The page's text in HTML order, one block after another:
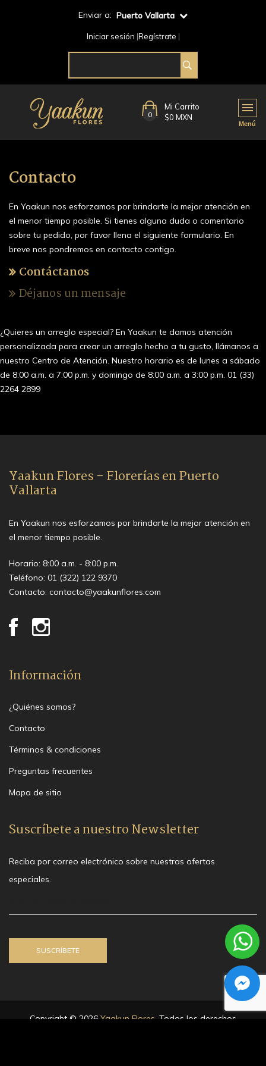
Enviar a: Puerto Vallarta
Iniciar sesión Regístrate
0
Mi Carrito
$0 MXN
Contacto
En Yaakun nos esforzamos por brindarte la mejor atención en
el menor tiempo posible. Si tienes alguna duda o comentario
sobre tu pedido, por favor llena el siguiente formulario. En
breve nos pondremos en contacto contigo.
Contáctanos
Déjanos un mensaje
¿Quieres un arreglo especial? En Yaakun te damos atención
personalizada para crear un arreglo hecho a tu gusto, llámanos a
nuestro Centro de Atención. Nuestro horario es de lunes a sábado
de 8:00 a.m. a 7:00 p.m. y domingo de 8:00 a.m. a 3:00 p.m. 01 (33)
2264 2899
Yaakun Flores - Florerías en Puerto
Vallarta
En Yaakun nos esforzamos por brindarte la mejor atención en
el menor tiempo posible.
Horario: 8:00 a.m. - 8:00 p.m.
Teléfono: 01 (322) 122 9370
Contacto: contacto@yaakunflores.com
Información
¿Quiénes somos?
Contacto
Términos & condiciones
Preguntas frecuentes
Mapa de sitio
Suscríbete a nuestro Newsletter
Reciba por correo electrónico sobre nuestras ofertas
especiales.
Copyright © 2026 Yaakun Flores . Todos los derechos